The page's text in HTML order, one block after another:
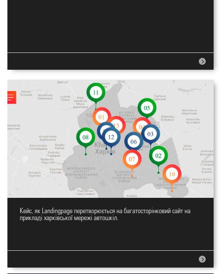
Вебсайт автошкіл
Кейс, як Landingpage перетворюється на багатосторінковий сайт на
прикладі харківської мережі автошкіл.